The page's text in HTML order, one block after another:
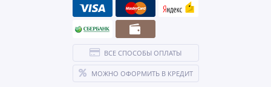
ВСЕ СПОСОБЫ ОПЛАТЫ
МОЖНО ОФОРМИТЬ В КРЕДИТ